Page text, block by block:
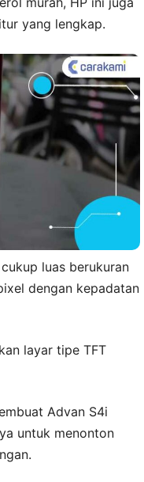
yang lengkap.
luas berukuran
dengan kepadatan
layar tipe TFT
Advan S4i
untuk menonton